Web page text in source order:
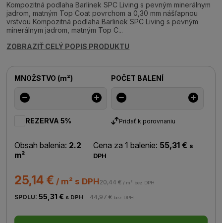
Kompozitná podlaha Barlinek SPC Living s pevným minerálnym
jadrom, matným Top Coat povrchom a 0,30 mm nášľapnou
vrstvou Kompozitná podlaha Barlinek SPC Living s pevným
minerálnym jadrom, matným Top C...
ZOBRAZIŤ CELÝ POPIS PRODUKTU
MNOŽSTVO (m²) POČET BALENÍ
REZERVA 5% Pridať k porovnaniu
Obsah balenia: 2.2
m²
Cena za 1 balenie: 55,31 € s
DPH
25,14 € / m² s DPH20,44 € / m² bez DPH
SPOLU:55,31 € s DPH 44,97 € bez DPH